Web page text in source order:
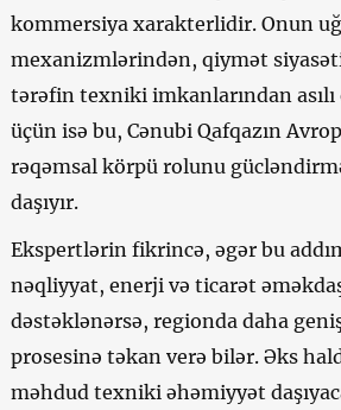
kommersiya xarakterlidir. Onun
mexanizmlərindən, qiymət
tərəfin texniki imkanlarından asılı
üçün isə bu, Cənubi Qafqazın
rəqəmsal körpü rolunu
daşıyır.
Ekspertlərin fikrincə, əgər bu
nəqliyyat, enerji və ticarət
dəstəklənərsə, regionda daha
prosesinə təkan verə bilər. Əks
məhdud texniki əhəmiyyət